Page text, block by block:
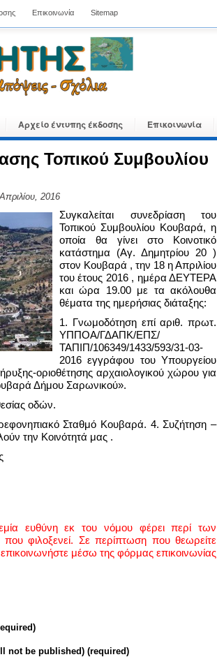
Επικοινωνία Sitemap
Αρχείο έντυπης έκδοσης Επικοινωνία
Τοπικού Συμβουλίου
2016
Συγκαλείται συνεδρίαση του
Τοπικού Συμβουλίου Κουβαρά, η
οποία θα γίνει στο Κοινοτικό
κατάστημα (Αγ. Δημητρίου 20 )
στον Κουβαρά , την 18 η Απριλίου
του έτους 2016 , ημέρα ΔΕΥΤΕΡΑ
και ώρα 19.00 με τα ακόλουθα
θέματα της ημερήσιας διάταξης:
1. Γνωμοδότηση επί αριθ. πρωτ.
ΥΠΠΟΑ/ΓΔΑΠΚ/ΕΠΣ/
ΤΑΠΙΠ/106349/1433/593/31-03-
2016 εγγράφου του Υπουργείου
οριοθέτησης αρχαιολογικού χώρου για
Δήμου Σαρωνικού».
οδών.
Σταθμό Κουβαρά. 4. Συζήτηση –
την Κοινότητά μας .
ευθύνη εκ του νόμου φέρει περί των
φιλοξενεί. Σε περίπτωση που θεωρείτε
μέσω της φόρμας επικοινωνίας
not be published) (required)